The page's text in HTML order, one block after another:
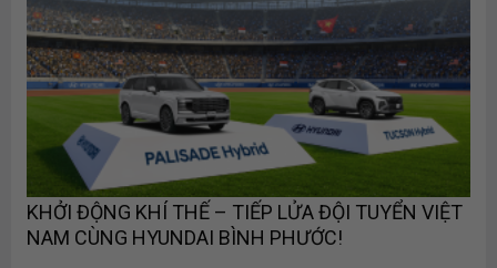
KHỞI ĐỘNG KHÍ THẾ – TIẾP LỬA ĐỘI TUYỂN VIỆT
NAM CÙNG HYUNDAI BÌNH PHƯỚC!